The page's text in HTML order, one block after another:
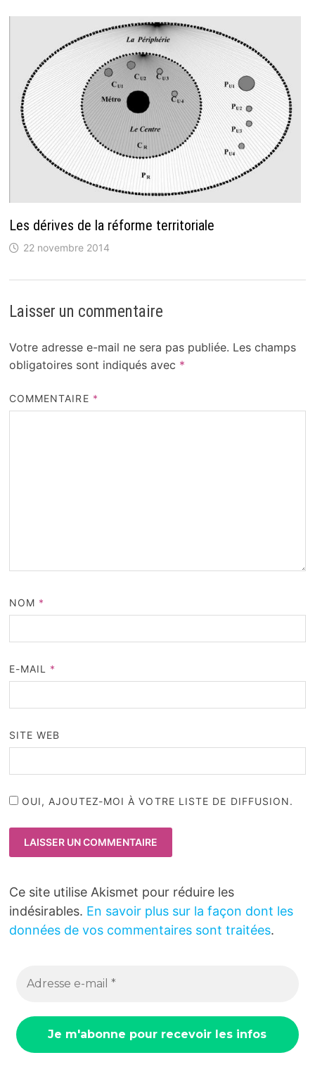
Les dérives de la réforme territoriale
22 novembre 2014
Laisser un commentaire
Votre adresse e-mail ne sera pas publiée. Les champs
obligatoires sont indiqués avec *
COMMENTAIRE *
NOM *
E-MAIL *
SITE WEB
OUI, AJOUTEZ-MOI À VOTRE LISTE DE DIFFUSION.
Ce site utilise Akismet pour réduire les
indésirables. En savoir plus sur la façon dont les
données de vos commentaires sont traitées.